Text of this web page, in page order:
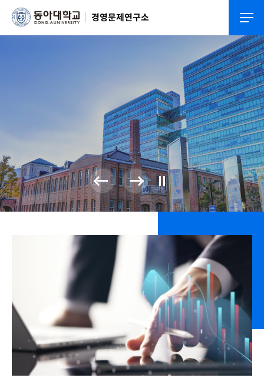
경영문제연구소
동아대학교
경영문제연구소
Dong-A University Business Research Center